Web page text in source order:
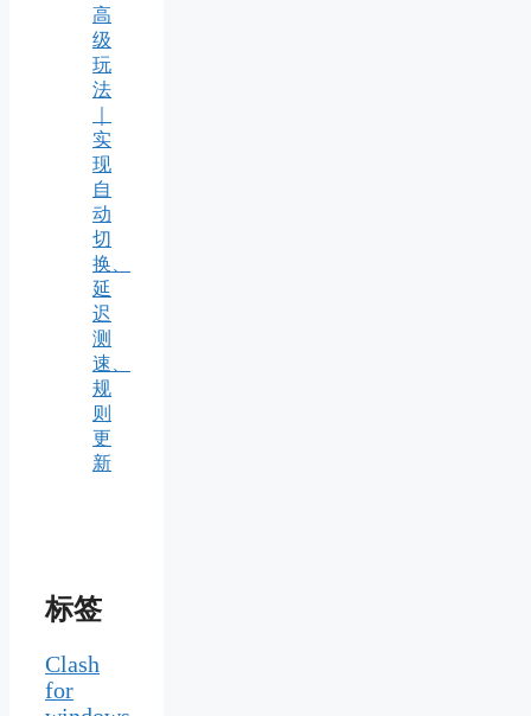
高
级
玩
法
实
现
自
动
切
换、
延
迟
测
速、
规
则
更
新
标签
Clash
for